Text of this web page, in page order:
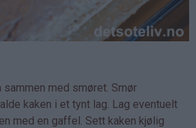
med smøret. Smør
kaken i et tynt lag. Lag eventuelt
med en gaffel. Sett kaken kjølig